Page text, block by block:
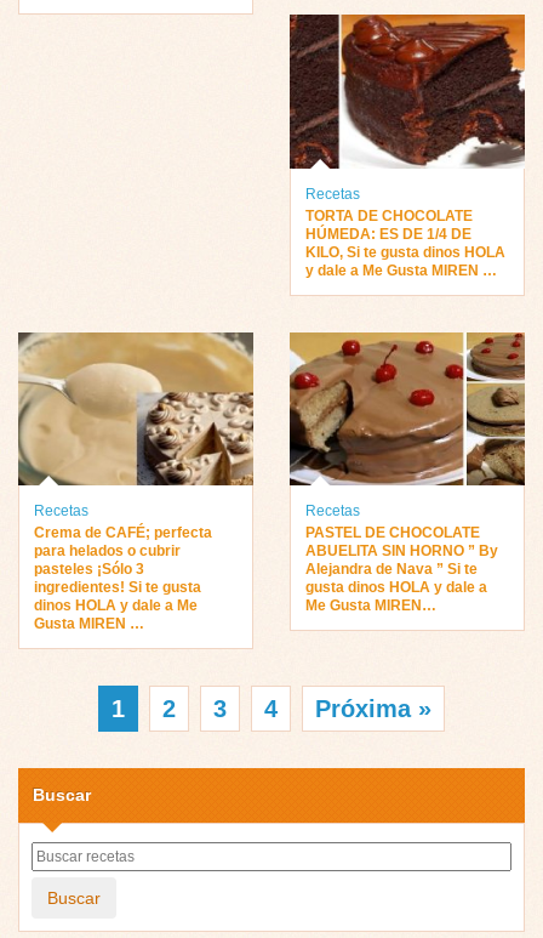
Recetas
TORTA DE CHOCOLATE
HÚMEDA: ES DE 1/4 DE
KILO, Si te gusta dinos HOLA
y dale a Me Gusta MIREN …
Recetas
Crema de CAFÉ; perfecta
para helados o cubrir
pasteles ¡Sólo 3
ingredientes! Si te gusta
dinos HOLA y dale a Me
Gusta MIREN …
Recetas
PASTEL DE CHOCOLATE
ABUELITA SIN HORNO ” By
Alejandra de Nava ” Si te
gusta dinos HOLA y dale a
Me Gusta MIREN…
1 2 3 4 Próxima »
Buscar
Buscar